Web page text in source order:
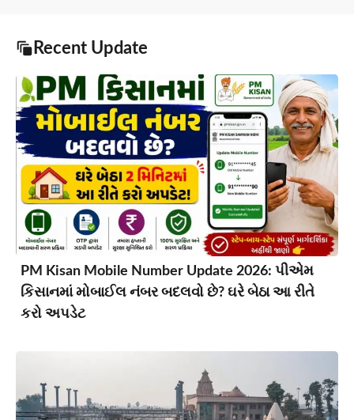
Recent Update
PM Kisan Mobile Number Update 2026: પીએમ
કિસાનમાં મોબાઈલ નંબર બદલવો છે? ઘરે બેઠા આ રીતે
કરો અપડેટ